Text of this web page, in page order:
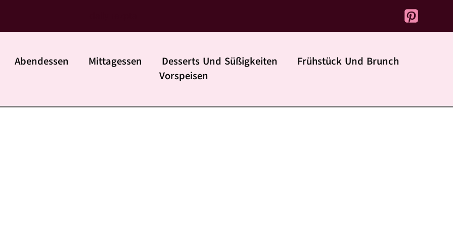
Abendessen Mittagessen Desserts Und Süßigkeiten
Frühstück Und Brunch
Vorspeisen